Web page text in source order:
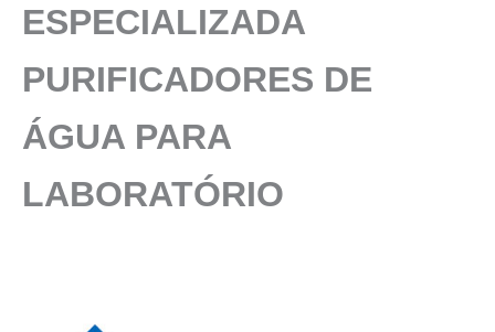
ESPECIALIZADA
PURIFICADORES DE
ÁGUA PARA
LABORATÓRIO